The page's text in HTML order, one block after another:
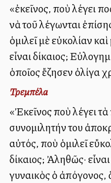
«ἐκεῖνος, ποὺ λέγει
νὰ τοῦ λέγωνται
ὁμιλεῖ μὲ εὐκολίαν καὶ
εἶναι δίκαιος;
ὁποῖος ἔζησεν ὀλίγα
Τρεμπέλα
«Ἐκεῖνος ποὺ λέγει τὰ
συνομιλητήν του
αὐτός, ποὺ ὁμιλεῖ
δίκαιος; Ἀληθῶς·
γυναικὸς ὁ ἀπόγονος,